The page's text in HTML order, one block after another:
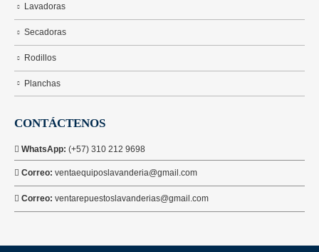
Lavadoras
Secadoras
Rodillos
Planchas
CONTÁCTENOS
WhatsApp: (+57) 310 212 9698
Correo: ventaequiposlavanderia@gmail.com
Correo: ventarepuestoslavanderias@gmail.com